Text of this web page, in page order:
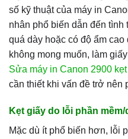
số kỹ thuật của máy in
nhân phổ biến dẫn đến tình
quá dày hoặc có độ ẩm cao
không mong muốn, làm
Sửa máy in Canon 2900
cần thiết khi vấn đề trở nên
Kẹt giấy do lỗi phần
Mặc dù ít phổ biến hơn, lỗi